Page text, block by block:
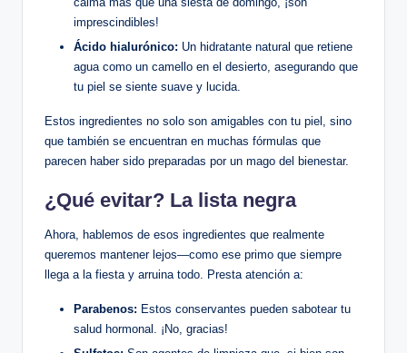
imprescindibles!
Ácido hialurónico: Un hidratante natural que retiene
agua como un camello en el desierto, asegurando que
tu piel se siente suave y lucida.
Estos ingredientes no solo son amigables con tu piel, sino
que también se encuentran en muchas fórmulas que
parecen haber sido preparadas por un mago del bienestar.
¿Qué evitar? La lista negra
Ahora, hablemos de esos ingredientes que realmente
queremos mantener lejos—como ese primo que siempre
llega a la fiesta y arruina todo. Presta atención a:
Parabenos: Estos conservantes pueden sabotear tu
salud hormonal. ¡No, gracias!